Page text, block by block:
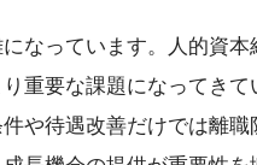
なっています。人的資
重要な課題になってき
や待遇改善だけでは離